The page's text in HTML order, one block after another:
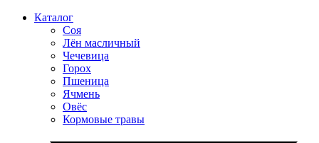
Каталог
Соя
Лён масличный
Чечевица
Горох
Пшеница
Ячмень
Овёс
Кормовые травы